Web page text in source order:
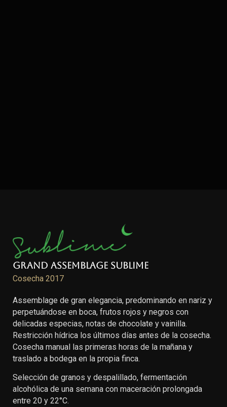
Grand Assemblage Sublime
Cosecha 2017
Assemblage de gran elegancia, predominando en nariz y
perpetuándose en boca, frutos rojos y negros con
delicadas especias, notas de chocolate y vainilla.
Restricción hídrica los últimos días antes de la cosecha.
Cosecha manual las primeras horas de la mañana y
traslado a bodega en la propia finca.
Selección de granos y despalillado, fermentación
alcohólica de una semana con maceración prolongada
entre 20 y 22°C.